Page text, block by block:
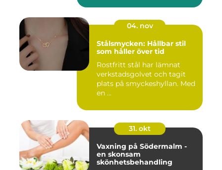
04. nov
Stålsmycken: Hållbar stil
som håller över tid
Rostfritt stål har lämnat
verkstadsgolvet och tagit
plats på smyckeshyllan. Med
en ...
31. okt
Vaxning på Södermalm -
en skonsam
skönhetsbehandling